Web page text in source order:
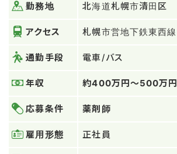
勤務地 北海道札幌市清田区
アクセス 札幌市営地下鉄東西線
通勤手段 電車/バス
年収 約400万円～500万円
応募条件 薬剤師
雇用形態 正社員